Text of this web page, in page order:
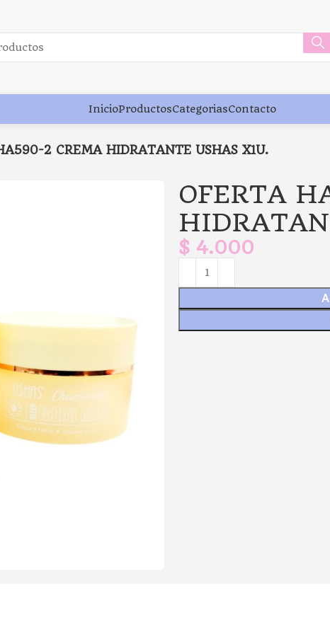
InicioProductosCategoriasContacto
2 CREMA HIDRATANTE USHAS X1U.
OFERTA
$ 4.000